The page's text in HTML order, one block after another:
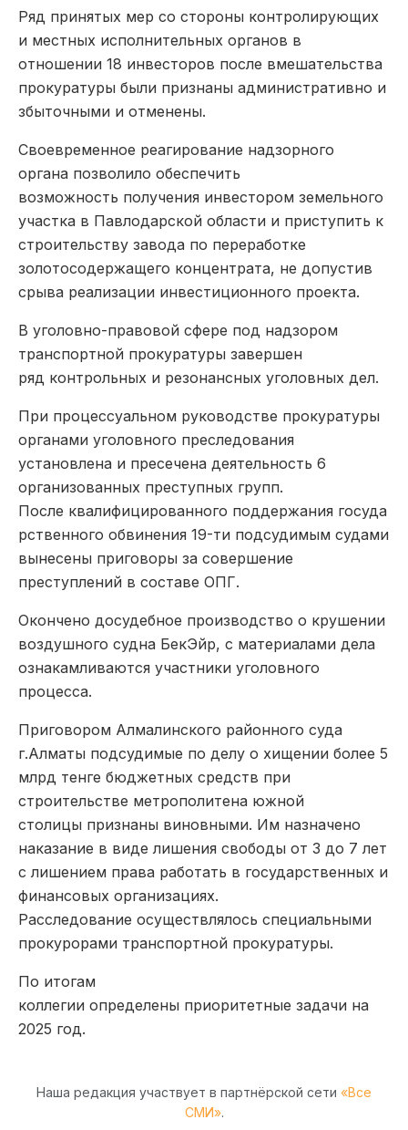
Ряд принятых мер со стороны контролирующих
и местных исполнительных органов в
отношении 18 инвесторов после вмешательства
прокуратуры были признаны административно и
збыточными и отменены.
Своевременное реагирование надзорного
органа позволило обеспечить
возможность получения инвестором земельного
участка в Павлодарской области и приступить к
строительству завода по переработке
золотосодержащего концентрата, не допустив
срыва реализации инвестиционного проекта.
В уголовно-правовой сфере под надзором
транспортной прокуратуры завершен
ряд контрольных и резонансных уголовных дел.
При процессуальном руководстве прокуратуры
органами уголовного преследования
установлена и пресечена деятельность 6
организованных преступных групп.
После квалифицированного поддержания госуда
рственного обвинения 19-ти подсудимым судами
вынесены приговоры за совершение
преступлений в составе ОПГ.
Окончено досудебное производство о крушении
воздушного судна БекЭйр, с материалами дела
ознакамливаются участники уголовного
процесса.
Приговором Алмалинского районного суда
г.Алматы подсудимые по делу о хищении более 5
млрд тенге бюджетных средств при
строительстве метрополитена южной
столицы признаны виновными. Им назначено
наказание в виде лишения свободы от 3 до 7 лет
с лишением права работать в государственных и
финансовых организациях.
Расследование осуществлялось специальными
прокурорами транспортной прокуратуры.
По итогам
коллегии определены приоритетные задачи на
2025 год.
Наша редакция участвует в партнёрской сети «Все
СМИ».